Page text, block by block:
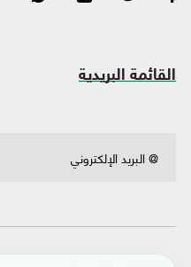
القائمة البريدية